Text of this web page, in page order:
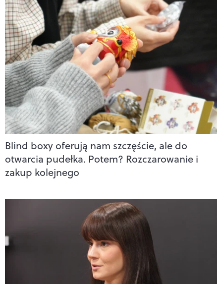
Blind boxy oferują nam szczęście, ale do
otwarcia pudełka. Potem? Rozczarowanie i
zakup kolejnego